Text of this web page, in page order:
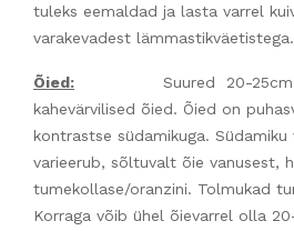
tuleks eemaldad ja lasta varrel
varakevadest lämmastikväetistega.
Õied: Suured 20-25cm
kahevärvilised õied. Õied on
kontrastse südamikuga. Südamiku
varieerub, sõltuvalt õie vanusest,
tumekollase/oranzini. Tolmukad
Korraga võib ühel õievarrel olla